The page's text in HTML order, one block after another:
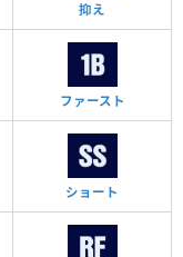
抑え
ファースト
ショート